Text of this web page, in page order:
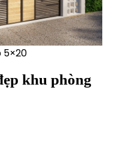
5×20
khu phòng